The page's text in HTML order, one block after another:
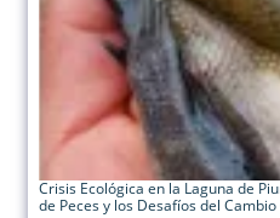
Crisis Ecológica en la Laguna de
de Peces y los Desafíos del